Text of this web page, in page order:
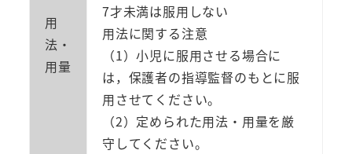
用
法・
用量
7才未満は服用しない
用法に関する注意
（1）小児に服用させる場合に
は，保護者の指導監督のもとに服
用させてください。
（2）定められた用法・用量を厳
守してください。